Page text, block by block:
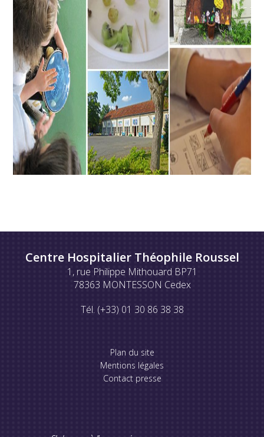
Centre Hospitalier Théophile Roussel
1, rue Philippe Mithouard BP71
78363 MONTESSON Cedex
Tél. (+33) 01 30 86 38 38
Plan du site
Mentions légales
Contact presse